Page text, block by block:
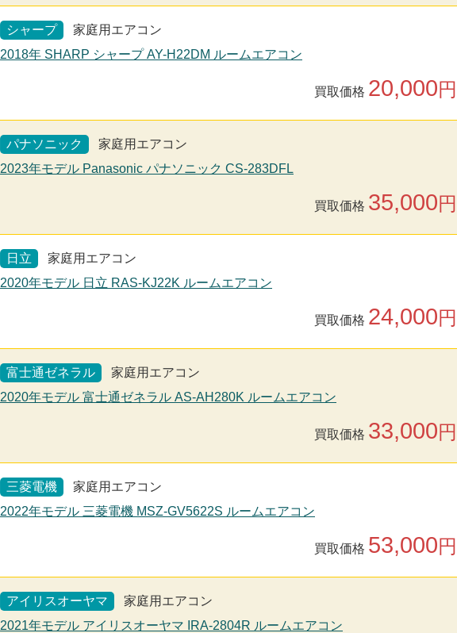
シャープ
家庭用エアコン
2018年 SHARP シャープ AY-H22DM ルームエアコン
買取価格 20,000円
パナソニック
家庭用エアコン
2023年モデル Panasonic パナソニック CS-283DFL
買取価格 35,000円
日立
家庭用エアコン
2020年モデル 日立 RAS-KJ22K ルームエアコン
買取価格 24,000円
富士通ゼネラル
家庭用エアコン
2020年モデル 富士通ゼネラル AS-AH280K ルームエアコン
買取価格 33,000円
三菱電機
家庭用エアコン
2022年モデル 三菱電機 MSZ-GV5622S ルームエアコン
買取価格 53,000円
アイリスオーヤマ
家庭用エアコン
2021年モデル アイリスオーヤマ IRA-2804R ルームエアコン